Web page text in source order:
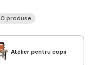
0 produse
Atelier pentru copii